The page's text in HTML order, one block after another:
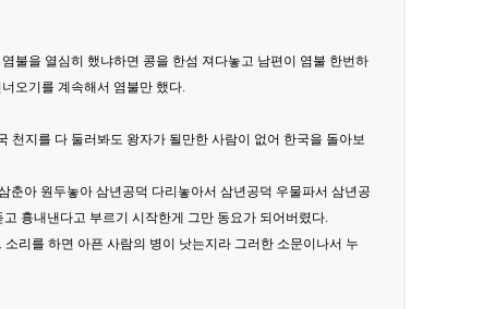
불을 열심히 했냐하면 콩을 한섬 져다놓고 남편이 염불 한번하
오기를 계속해서 염불만 했다.
천지를 다 둘러봐도 왕자가 될만한 사람이 없어 한국을 돌아보
아 원두놓아 삼년공덕 다리놓아서 삼년공덕 우물파서 삼년공
흉내낸다고 부르기 시작한게 그만 동요가 되어버렸다.
리를 하면 아픈 사람의 병이 낫는지라 그러한 소문이나서 누